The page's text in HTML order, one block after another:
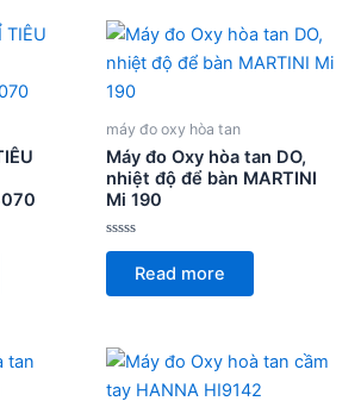
máy đo oxy hòa tan
Máy đo Oxy hòa tan DO,
nhiệt độ để bàn MARTINI
Mi 190
Rated
of
Read more